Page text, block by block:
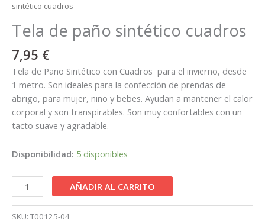
sintético cuadros
Tela de paño sintético cuadros
7,95 €
Tela de Paño Sintético con Cuadros para el invierno, desde
1 metro. Son ideales para la confección de prendas de
abrigo, para mujer, niño y bebes. Ayudan a mantener el calor
corporal y son transpirables. Son muy confortables con un
tacto suave y agradable.
Disponibilidad: 5 disponibles
AÑADIR AL CARRITO
SKU: T00125-04